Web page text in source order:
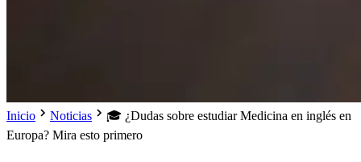
Inicio Noticias
🎓 ¿Dudas sobre estudiar Medicina en inglés en
Europa? Mira esto primero